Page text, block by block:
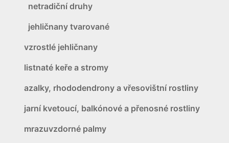
netradiční druhy
jehličnany tvarované
vzrostlé jehličnany
listnaté keře a stromy
azalky, rhododendrony a vřesovištní rostliny
jarní kvetoucí, balkónové a přenosné rostliny
mrazuvzdorné palmy